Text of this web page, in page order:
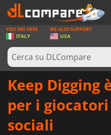
GIOCHI
PREPAGATE
SOFTWARE
REWARDS
HARDWARE
YOU ARE HERE
ITALY
WE ALSO SUPPORT
USA
Keep Digging
per i
sociali